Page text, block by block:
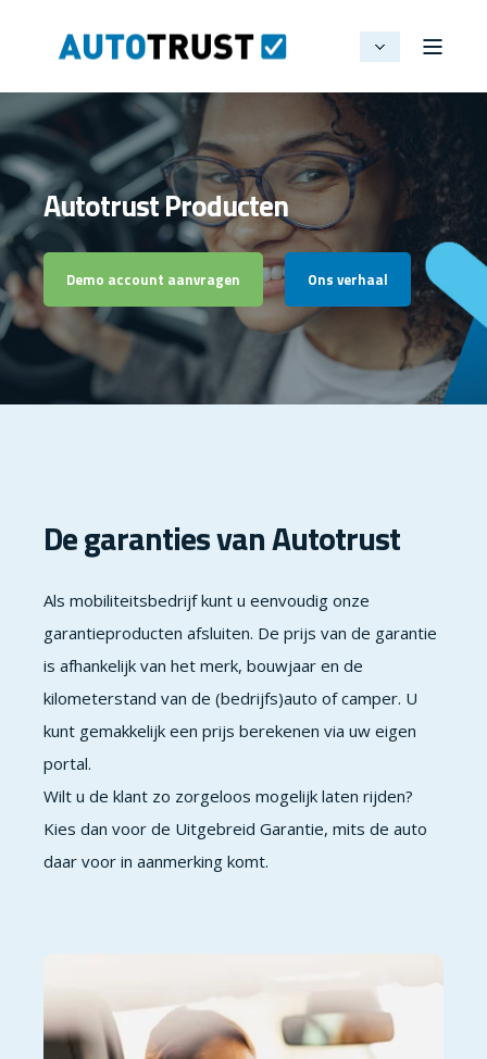
Autotrust Producten
Demo account aanvragen Ons verhaal
De garanties van Autotrust
Als mobiliteitsbedrijf kunt u eenvoudig onze
garantieproducten afsluiten. De prijs van de garantie
is afhankelijk van het merk, bouwjaar en de
kilometerstand van de (bedrijfs)auto of camper. U
kunt gemakkelijk een prijs berekenen via uw eigen
portal.
Wilt u de klant zo zorgeloos mogelijk laten rijden?
Kies dan voor de Uitgebreid Garantie, mits de auto
daar voor in aanmerking komt.